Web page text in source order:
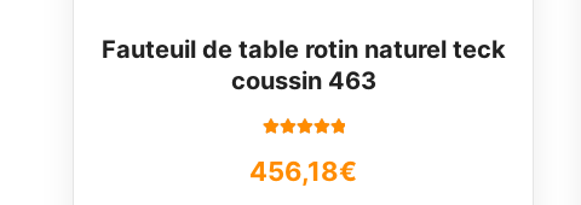
Fauteuil de table rotin naturel teck
coussin 463
5
456,18€